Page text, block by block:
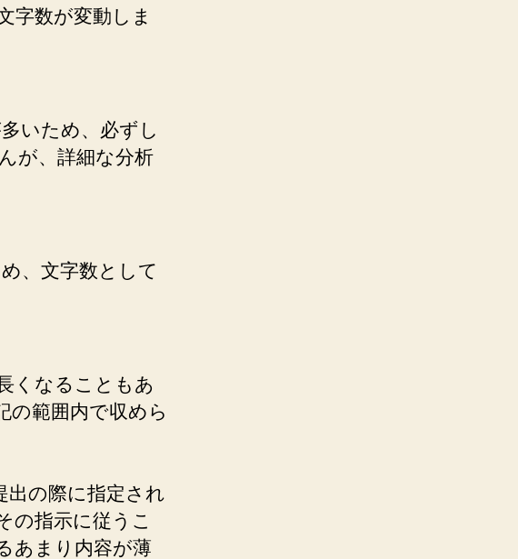
字数が変動しま
いため、必ずし
が、詳細な分析
、文字数として
くなることもあ
の範囲内で収めら
出の際に指定され
の指示に従うこ
あまり内容が薄